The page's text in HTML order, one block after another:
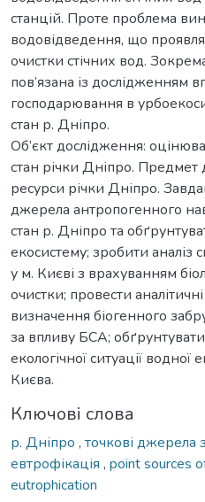
станцій. Проте проблема
водовідведення, що
очистки стічних вод.
пов’язана із дослідженням
господарювання в
стан р. Дніпро.
Об’єкт дослідження:
стан річки Дніпро. Предмет
ресурси річки Дніпро.
джерела антропогенного
стан р. Дніпро та
екосистему; зробити аналіз
у м. Києві з врахуванням
очистки; провести
визначення біогенного
за впливу БСА;
екологічної ситуації
Києва.
Ключові слова
р. Дніпро , точкові джерела
евтрофікація , point sources
eutrophication